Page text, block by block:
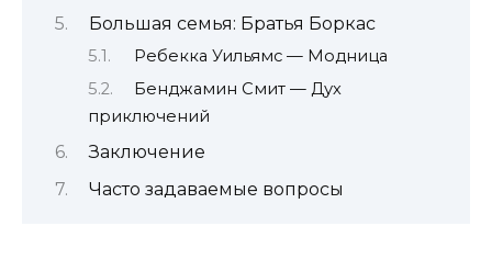
Большая семья: Братья Боркас
Ребекка Уильямс — Модница
Бенджамин Смит — Дух
приключений
Заключение
Часто задаваемые вопросы